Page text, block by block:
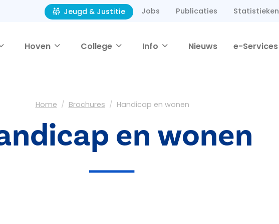
Jeugd & Justitie Jobs Publicaties Statistieken
Hoven College Info Nieuws e-Services
Home Brochures Handicap en wonen
en wonen